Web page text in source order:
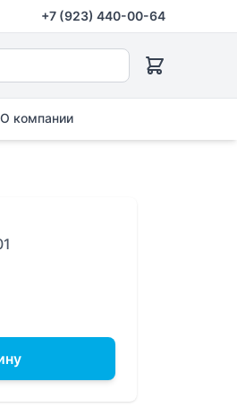
+7 (923) 440-00-64
О компании